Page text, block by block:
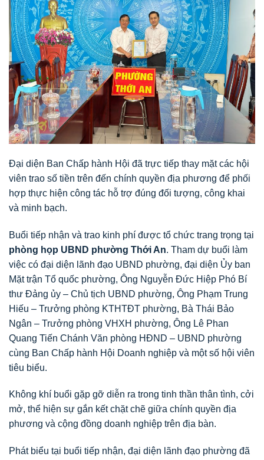
Đại diện Ban Chấp hành Hội đã trực tiếp thay mặt các hội
viên trao số tiền trên đến chính quyền địa phương để phối
hợp thực hiện công tác hỗ trợ đúng đối tượng, công khai
và minh bạch.
Buổi tiếp nhận và trao kinh phí được tổ chức trang trọng tại
phòng họp UBND phường Thới An. Tham dự buổi làm
việc có đại diện lãnh đạo UBND phường, đại diện Ủy ban
Mặt trận Tổ quốc phường, Ông Nguyễn Đức Hiệp Phó Bí
thư Đảng ủy – Chủ tịch UBND phường, Ông Phạm Trung
Hiếu – Trưởng phòng KTHTĐT phường, Bà Thái Bảo
Ngân – Trưởng phòng VHXH phường, Ông Lê Phan
Quang Tiến Chánh Văn phòng HĐND – UBND phường
cùng Ban Chấp hành Hội Doanh nghiệp và một số hội viên
tiêu biểu.
Không khí buổi gặp gỡ diễn ra trong tinh thần thân tình, cởi
mở, thể hiện sự gắn kết chặt chẽ giữa chính quyền địa
phương và cộng đồng doanh nghiệp trên địa bàn.
Phát biểu tại buổi tiếp nhận, đại diện lãnh đạo phường đã